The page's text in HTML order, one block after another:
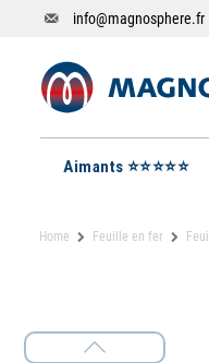
info@magnosphere.fr
Aimants ⭐⭐⭐⭐⭐
Home Feuille en fer